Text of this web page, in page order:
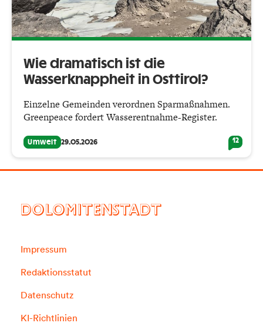
Wie dramatisch ist die
Wasserknappheit in Osttirol?
Einzelne Gemeinden verordnen Sparmaßnahmen.
Greenpeace fordert Wasserentnahme-Register.
Umwelt 29.05.2026 12
DOLOMITENSTADT
Impressum
Redaktionsstatut
Datenschutz
KI-Richtlinien